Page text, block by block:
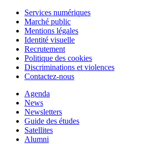
Services numériques
Marché public
Mentions légales
Identité visuelle
Recrutement
Politique des cookies
Discriminations et violences
Contactez-nous
Agenda
News
Newsletters
Guide des études
Satellites
Alumni